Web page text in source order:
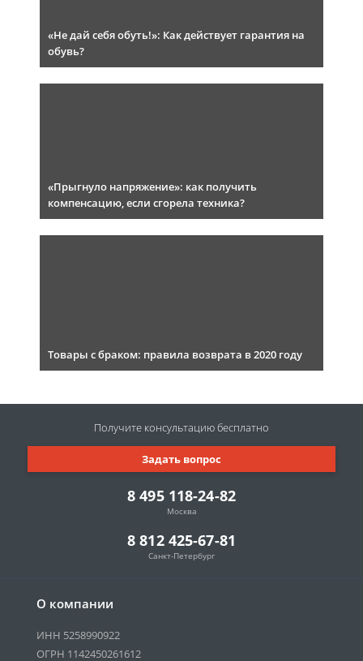
«Не дай себя обуть!»: Как действует гарантия на
обувь?
«Прыгнуло напряжение»: как получить
компенсацию, если сгорела техника?
Товары с браком: правила возврата в 2020 году
О компании
ИНН 5258990922
ОГРН 1142450261612
8 495 118-24-82
Москва
8 812 425-67-81
Санкт-Петербург
Задать вопрос
Получите консультациюбесплатно